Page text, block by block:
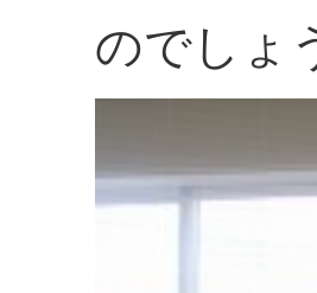
のでしょ